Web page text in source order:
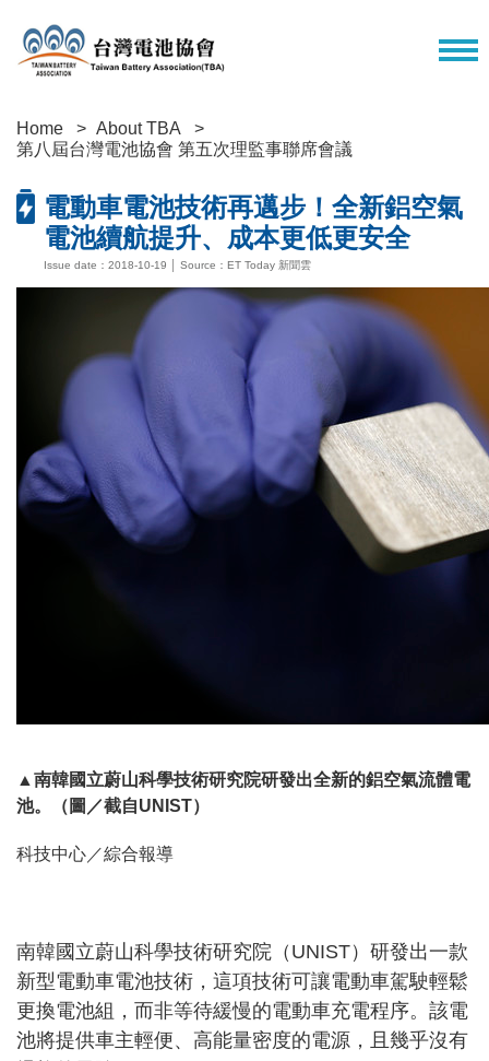
Home
About TBA
第八屆台灣電池協會 第五次理監事聯席會議
電動車電池技術再邁步！全新鋁空氣
電池續航提升、成本更低更安全
Issue date：2018-10-19 │ Source：ET Today 新聞雲
▲南韓國立蔚山科學技術研究院研發出全新的鋁空氣流體電
池。（圖／截自UNIST）
科技中心／綜合報導
南韓國立蔚山科學技術研究院（UNIST）研發出一款
新型電動車電池技術，這項技術可讓電動車駕駛輕鬆
更換電池組，而非等待緩慢的電動車充電程序。該電
池將提供車主輕便、高能量密度的電源，且幾乎沒有